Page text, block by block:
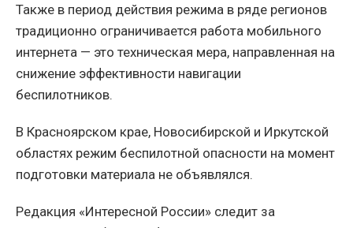
Также в период действия режима в ряде регионов
традиционно ограничивается работа мобильного
интернета — это техническая мера, направленная на
снижение эффективности навигации
беспилотников.
В Красноярском крае, Новосибирской и Иркутской
областях режим беспилотной опасности на момент
подготовки материала не объявлялся.
Редакция «Интересной России» следит за